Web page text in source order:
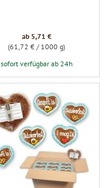
ab 5,71 €
(61,72 € / 1000 g)
sofort verfügbar ab 24h